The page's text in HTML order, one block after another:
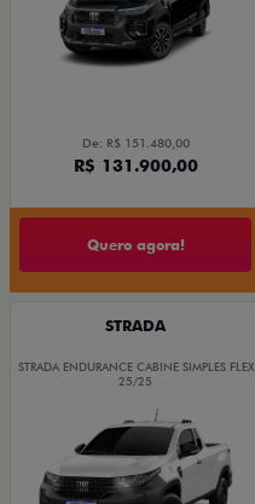
De: R$ 151.480,00
R$ 131.900,00
Quero agora!
STRADA
STRADA ENDURANCE CABINE SIMPLES FLEX
25/25